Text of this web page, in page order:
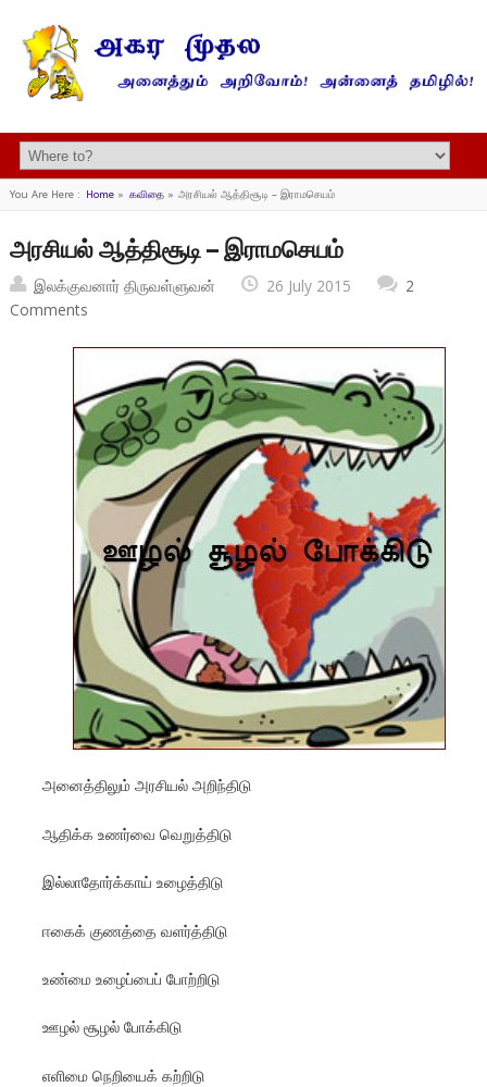
You Are Here : Home» கவிதை» அரசியல் ஆத்திசூடி – இராமசெயம்
அரசியல் ஆத்திசூடி – இராமசெயம்
இலக்குவனார் திருவள்ளுவன் 26 July 2015
2
Comments
அனைத்திலும் அரசியல் அறிந்திடு
ஆதிக்க உணர்வை வெறுத்திடு
இல்லாதோர்க்காய் உழைத்திடு
ஈகைக் குணத்தை வளர்த்திடு
உண்மை உழைப்பைப் போற்றிடு
ஊழல் சூழல் போக்கிடு
எளிமை நெறியைக் கற்றிடு